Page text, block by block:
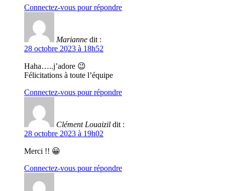
Connectez-vous pour répondre
Marianne dit :
28 octobre 2023 à 18h52
Haha…..j’adore 😉
Félicitations à toute l’équipe
Connectez-vous pour répondre
Clément Louaizil dit :
28 octobre 2023 à 19h02
Merci !! 😀
Connectez-vous pour répondre